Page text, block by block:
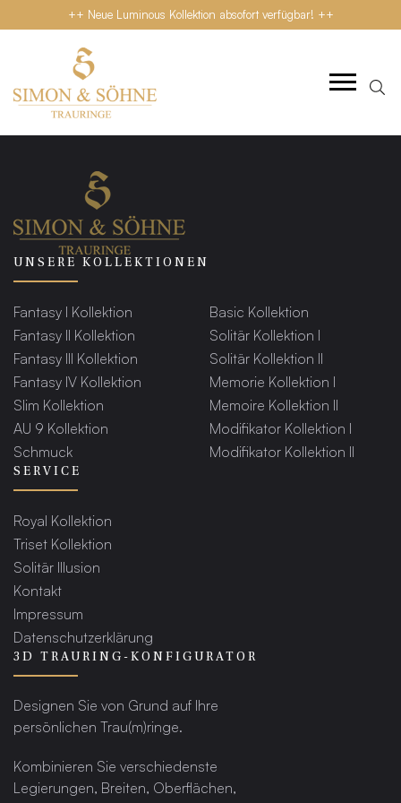
++ Neue Luminous Kollektion absofort verfügbar! ++
UNSERE KOLLEKTIONEN
Fantasy I Kollektion
Fantasy II Kollektion
Fantasy III Kollektion
Fantasy IV Kollektion
Slim Kollektion
AU 9 Kollektion
Schmuck
Basic Kollektion
Solitär Kollektion I
Solitär Kollektion II
Memorie Kollektion I
Memoire Kollektion II
Modifikator Kollektion I
Modifikator Kollektion II
SERVICE
Royal Kollektion
Triset Kollektion
Solitär Illusion
Kontakt
Impressum
Datenschutzerklärung
3D TRAURING-KONFIGURATOR
Designen Sie von Grund auf Ihre
persönlichen Trau(m)ringe.
Kombinieren Sie verschiedenste
Legierungen, Breiten, Oberflächen,